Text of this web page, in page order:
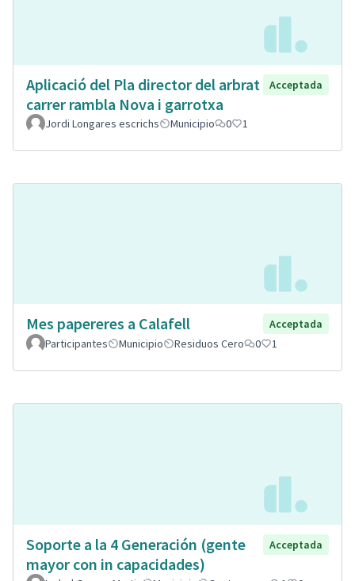
Aplicació del Pla director del arbrat
carrer rambla Nova i garrotxa
Acceptada
Jordi Longares escrichs Municipio 0 1
Mes papereres a Calafell
Acceptada
Participantes
Municipio Residuos Cero 0 1
Soporte a la 4 Generación (gente
mayor con in capacidades)
Acceptada